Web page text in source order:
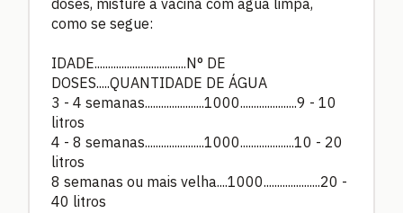
como se segue:
IDADE..................................N° DE
DOSES.....QUANTIDADE DE ÁGUA
3 - 4 semanas......................1000.....................9 - 10
litros
4 - 8 semanas......................1000....................10 - 20
litros
8 semanas ou mais velha....1000.....................20 -
40 litros